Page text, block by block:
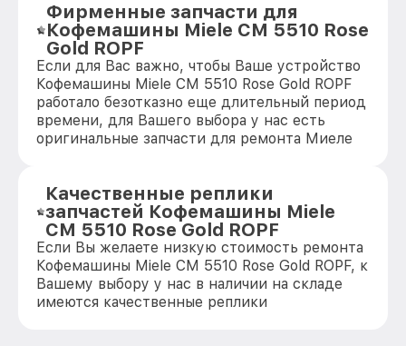
Фирменные запчасти для
Кофемашины Miele CM 5510 Rose
Gold ROPF
Если для Вас важно, чтобы Ваше устройство
Кофемашины Miele CM 5510 Rose Gold ROPF
работало безотказно еще длительный период
времени, для Вашего выбора у нас есть
оригинальные запчасти для ремонта Миеле
Качественные реплики
запчастей Кофемашины Miele
CM 5510 Rose Gold ROPF
Если Вы желаете низкую стоимость ремонта
Кофемашины Miele CM 5510 Rose Gold ROPF, к
Вашему выбору у нас в наличии на складе
имеются качественные реплики